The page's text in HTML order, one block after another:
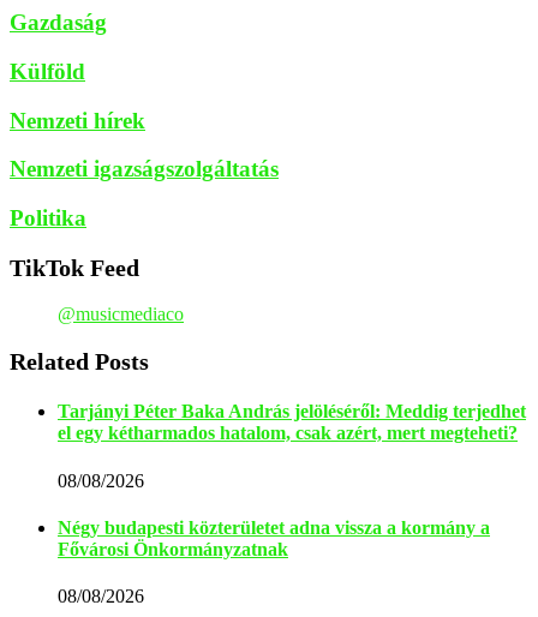
Gazdaság
Külföld
Nemzeti hírek
Nemzeti igazságszolgáltatás
Politika
TikTok Feed
@musicmediaco
Related Posts
Tarjányi Péter Baka András jelöléséről: Meddig terjedhet
el egy kétharmados hatalom, csak azért, mert megteheti?
08/08/2026
Négy budapesti közterületet adna vissza a kormány a
Fővárosi Önkormányzatnak
08/08/2026